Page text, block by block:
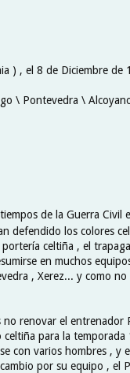
) , el 8 de Diciembre de
\ Pontevedra \
de la Guerra Civil
defendido los colores
celtiña , el
en muchos
, Xerez... y como
renovar el entrenador
celtiña para la
con varios hombres , y
por su equipo , el